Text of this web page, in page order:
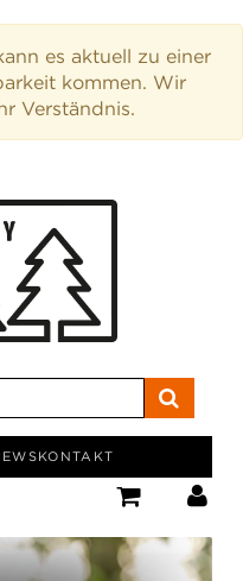
es aktuell zu einer
kommen. Wir
Verständnis.
KONTAKT